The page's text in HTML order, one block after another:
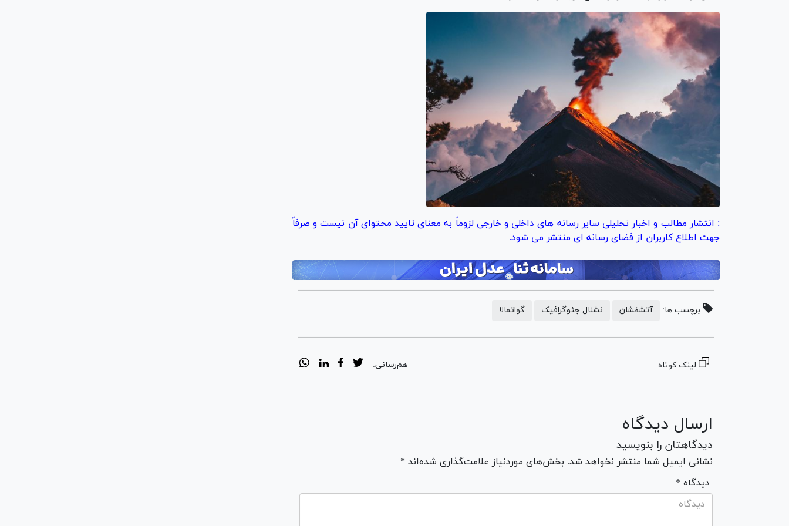
: انتشار مطالب و اخبار تحلیلی سایر رسانه های داخلی و خارجی لزوماً به معنای تایید محتوای آن نیست و صرفاً
جهت اطلاع کاربران از فضای رسانه ای منتشر می شود.
برچسب ها: آتشفشان نشنال جئوگرافیک گواتمالا
لینک کوتاه هم‌رسانی:
ارسال دیدگاه
دیدگاهتان را بنویسید
نشانی ایمیل شما منتشر نخواهد شد. بخش‌های موردنیاز علامت‌گذاری شده‌اند *
* دیدگاه